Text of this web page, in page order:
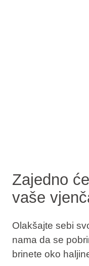
Zajedno
vaše
Olakšajte sebi
nama da se
brinete oko